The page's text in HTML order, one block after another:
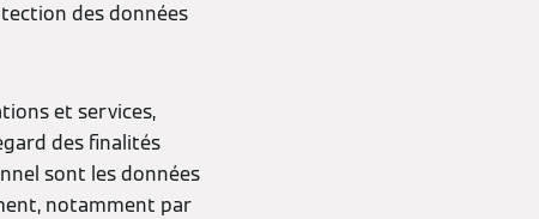
des données
et services,
des finalités
sont les données
notamment par